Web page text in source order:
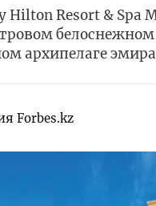
Hilton Resort & Spa
архипелаге
Forbes.kz